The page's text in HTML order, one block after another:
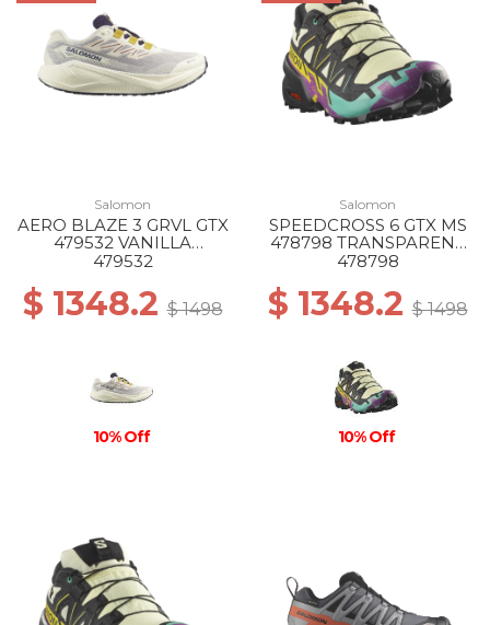
Salomon
AERO BLAZE 3 GRVL GTX
479532 VANILLA
ICE/ASTRAL AURA/LEMO
479532
$ 1348.2$ 1498
10% Off
Salomon
SPEEDCROSS 6 GTX MS
478798 TRANSPARENT
YL/BK/WATERFALL
478798
$ 1348.2$ 1498
10% Off